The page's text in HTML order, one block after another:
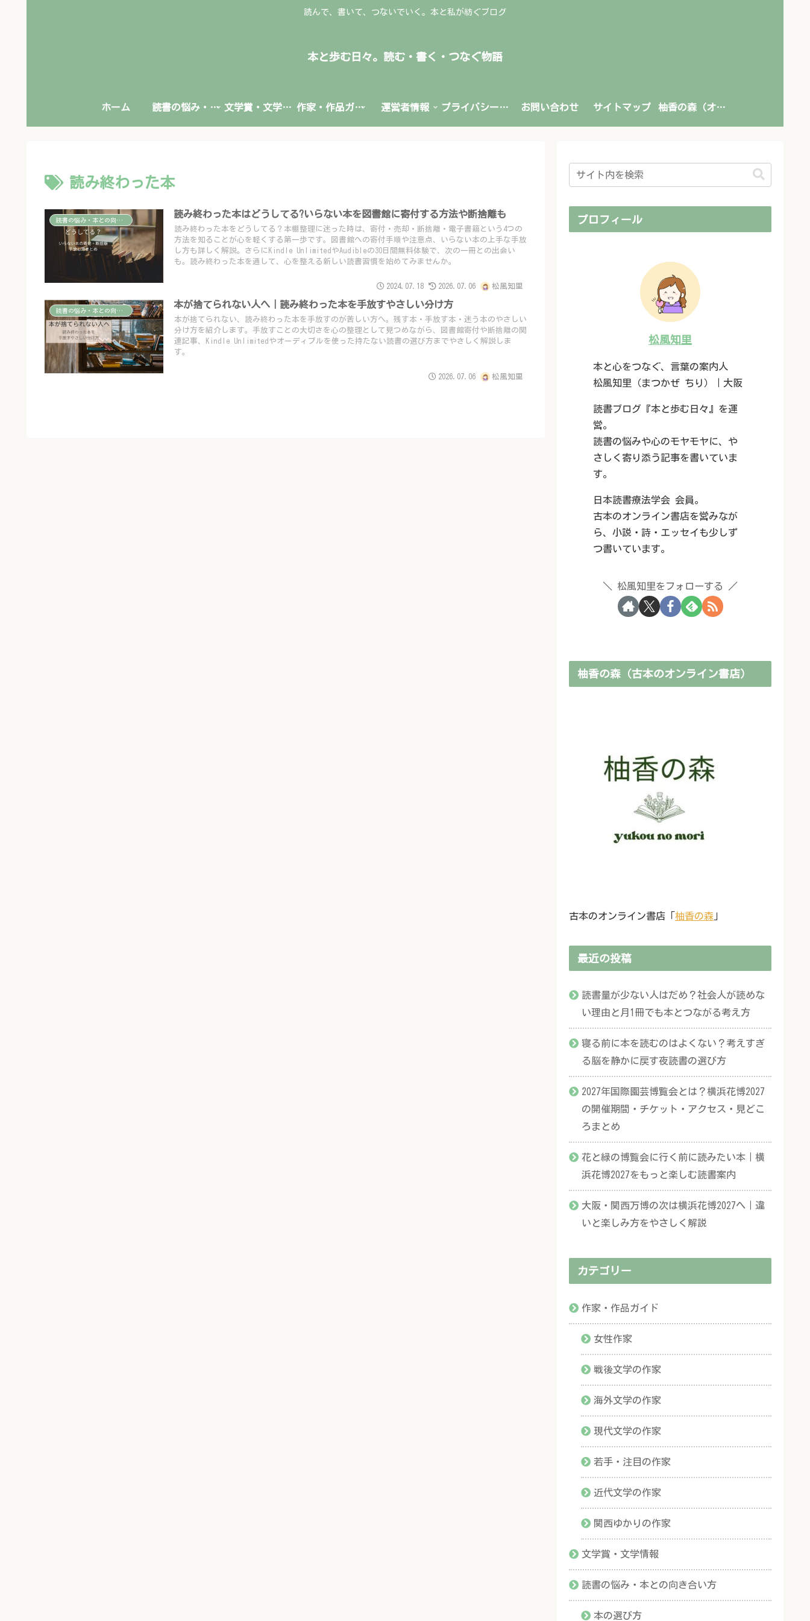
読んで、書いて、つないでいく。本と私が紡ぐブログ
本と歩む日々。読む・書く・つなぐ物語
ホーム 読書の悩み・本との向き合い方 文学賞・文学情報 作家・作品ガイド 運営者情報 プライバシーポリシー お問い合わせ サイトマップ 柚香の森（オンライン書店）
読み終わった本
読書の悩み・本との向き合い方
読み終わった本はどうしてる?いらない本を図書館に寄付する方法や断捨離も
読み終わった本をどうしてる？本棚整理に迷った時は、寄付・売却・断捨離・電子書籍という4つの
方法を知ることが心を軽くする第一歩です。図書館への寄付手順や注意点、いらない本の上手な手放
し方も詳しく解説。さらにKindle UnlimitedやAudibleの30日間無料体験で、次の一冊との出会い
も。読み終わった本を通して、心を整える新しい読書習慣を始めてみませんか。
2024.07.18 2026.07.06 松風知里
読書の悩み・本との向き合い方
本が捨てられない人へ｜読み終わった本を手放すやさしい分け方
本が捨てられない、読み終わった本を手放すのが苦しい方へ。残す本・手放す本・迷う本のやさしい
分け方を紹介します。手放すことの大切さを心の整理として見つめながら、図書館寄付や断捨離の関
連記事、Kindle Unlimitedやオーディブルを使った持たない読書の選び方までやさしく解説しま
す。
2026.07.06 松風知里
プロフィール
松風知里
本と心をつなぐ、言葉の案内人
松風知里（まつかぜ ちり）｜大阪
読書ブログ『本と歩む日々』を運
営。
読書の悩みや心のモヤモヤに、や
さしく寄り添う記事を書いていま
す。
日本読書療法学会 会員。
古本のオンライン書店を営みなが
ら、小説・詩・エッセイも少しず
つ書いています。
松風知里をフォローする
柚香の森（古本のオンライン書店）
古本のオンライン書店「 柚香の森
最近の投稿
読書量が少ない人はだめ？社会人が読めな
い理由と月1冊でも本とつながる考え方
寝る前に本を読むのはよくない？考えすぎ
る脳を静かに戻す夜読書の選び方
2027年国際園芸博覧会とは？横浜花博2027
の開催期間・チケット・アクセス・見どこ
ろまとめ
花と緑の博覧会に行く前に読みたい本｜横
浜花博2027をもっと楽しむ読書案内
大阪・関西万博の次は横浜花博2027へ｜違
いと楽しみ方をやさしく解説
カテゴリー
作家・作品ガイド
女性作家
戦後文学の作家
海外文学の作家
現代文学の作家
若手・注目の作家
近代文学の作家
関西ゆかりの作家
文学賞・文学情報
読書の悩み・本との向き合い方
本の選び方